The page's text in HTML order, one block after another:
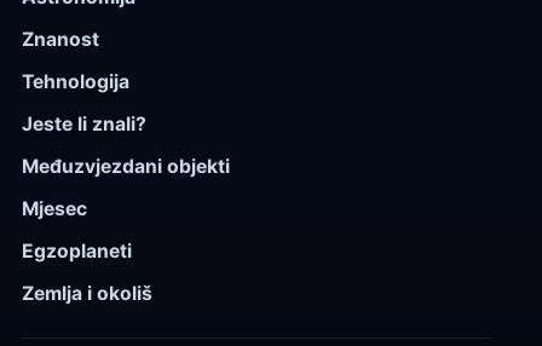
Znanost
Tehnologija
Jeste li znali?
Međuzvjezdani objekti
Mjesec
Egzoplaneti
Zemlja i okoliš